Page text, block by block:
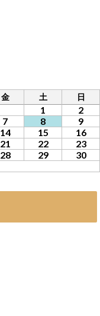
金 土 日
1
2
7 8
9
14 15
16
21 22
23
28 29
30